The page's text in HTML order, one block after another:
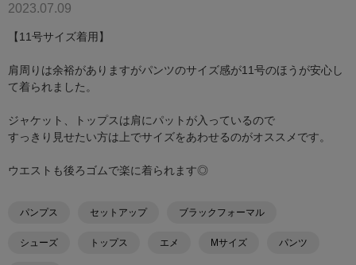
2023.07.09
【11号サイズ着用】
肩周りは余裕がありますがパンツのサイズ感が11号のほうが安心し
て着られました。
ジャケット、トップスは肩にパットが入っているので
すっきり見せたい方は上でサイズをあわせるのがオススメです。
ウエストも後ろゴムで楽に着られます◎
パンプス セットアップ ブラックフォーマル
シューズ トップス エメ Mサイズ パンツ